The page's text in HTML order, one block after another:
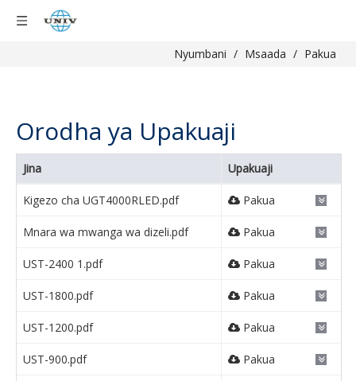
Nyumbani / Msaada / Pakua
Orodha ya Upakuaji
Jina Upakuaji
Kigezo cha UGT4000RLED.pdf Pakua
Mnara wa mwanga wa dizeli.pdf Pakua
UST-2400 1.pdf Pakua
UST-1800.pdf Pakua
UST-1200.pdf Pakua
UST-900.pdf Pakua